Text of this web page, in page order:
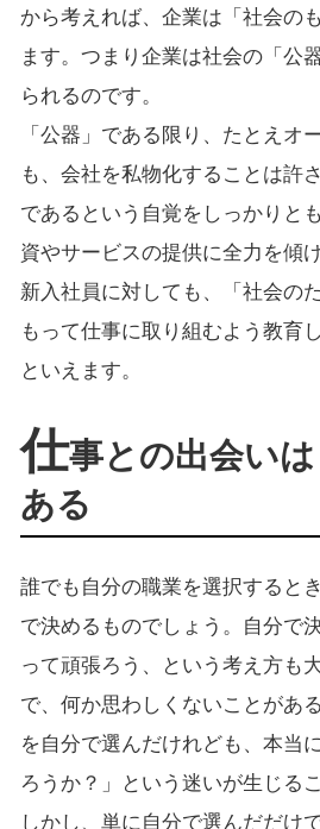
から考えれば、企業は「社会の
ます。つまり企業は社会の「公
られるのです。
「公器」である限り、たとえオ
も、会社を私物化することは許
であるという自覚をしっかりと
資やサービスの提供に全力を傾
新入社員に対しても、「社会の
もって仕事に取り組むよう教育
といえます。
仕事との出会い
ある
誰でも自分の職業を選択すると
で決めるものでしょう。自分で
って頑張ろう、という考え方も
で、何か思わしくないことがあ
を自分で選んだけれども、本当
ろうか？」という迷いが生じる
しかし、単に自分で選んだだけ